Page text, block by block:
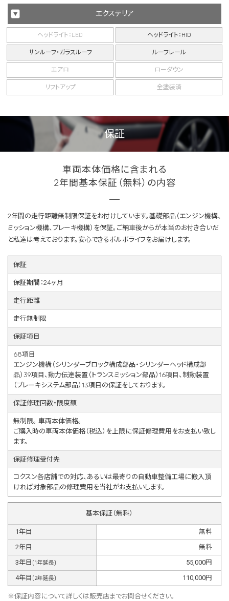
エクステリア
ヘッドライト：LED ヘッドライト：HID
サンルーフ・ガラスルーフ ルーフレール
エアロ ローダウン
リフトアップ 全塗装済
保証
車両本体価格に含まれる
2年間基本保証（無料）の内容
2年間の走行距離無制限保証をお付けしています。基礎部品（エンジン機構、
ミッション機構、ブレーキ機構）を保証。ご納車後からが本当のお付き合いだ
と私達は考えております。安心できるボルボライフをお届けします。
保証
保証期間：24ヶ月
走行距離
走行無制限
保証項目
68項目
エンジン機構（シリンダーブロック構成部品・シリンダーヘッド構成部
品）39項目、動力伝達装置（トランスミッション部品）16項目、制動装置
（ブレーキシステム部品）13項目の保証をしております。
保証修理回数・限度額
無制限。 車両本体価格。
ご購入時の車両本体価格（税込）を上限に保証修理費用をお支払い致し
ます。
保証修理受付先
コクスン各店舗での対応、あるいは最寄りの自動車整備工場に搬入頂
ければ対象部品の修理費用を当社がお支払いします。
基本保証（無料）
1年目
無料
2年目
無料
3年目 (1年延長) 55,000円
4年目 (2年延長) 110,000円
※保証内容について詳しくは販売店までお問合せください。